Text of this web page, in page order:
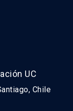
UC
Chile